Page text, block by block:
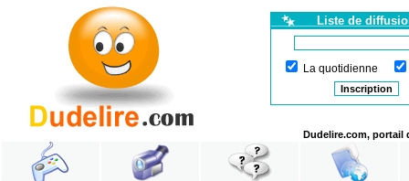
Liste de
La quotidienne
Dudelire.com, portail